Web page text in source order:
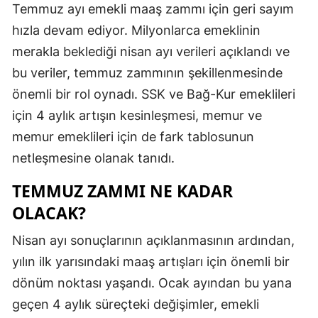
Edirne
Elazığ
Erzincan
Hakkari
Hatay
Temmuz ayı emekli maaş zammı için geri sayım
hızla devam ediyor. Milyonlarca emeklinin
merakla beklediği nisan ayı verileri açıklandı ve
bu veriler, temmuz zammının şekillenmesinde
önemli bir rol oynadı. SSK ve Bağ-Kur emeklileri
için 4 aylık artışın kesinleşmesi, memur ve
memur emeklileri için de fark tablosunun
netleşmesine olanak tanıdı.
TEMMUZ ZAMMI NE KADAR
OLACAK?
Nisan ayı sonuçlarının açıklanmasının ardından,
yılın ilk yarısındaki maaş artışları için önemli bir
dönüm noktası yaşandı. Ocak ayından bu yana
geçen 4 aylık süreçteki değişimler, emekli